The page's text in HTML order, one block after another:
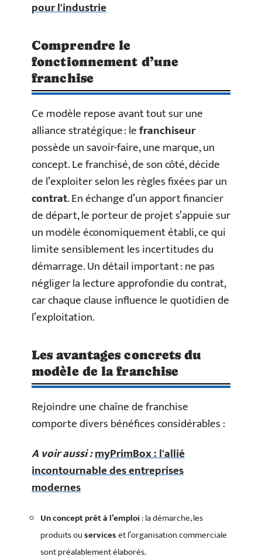
pour l'industrie
Comprendre le
fonctionnement d’une
franchise
Ce modèle repose avant tout sur une
alliance stratégique : lefranchiseur
possède un savoir-faire, une marque, un
concept. Le franchisé, de son côté, décide
de l’exploiter selon les règles fixées par un
contrat. En échange d’un apport financier
de départ, le porteur de projet s’appuie sur
un modèle économiquement établi, ce qui
limite sensiblement les incertitudes du
démarrage. Un détail important : ne pas
négliger la lecture approfondie du contrat,
car chaque clause influence le quotidien de
l’exploitation.
Les avantages concrets du
modèle de la franchise
Rejoindre une chaîne de franchise
comporte divers bénéfices considérables :
A voir aussi :myPrimBox : l'allié
incontournable des entreprises
modernes
Un concept prêt à l’emploi: la démarche, les
produits ouserviceset l’organisation commerciale
sont préalablement élaborés.